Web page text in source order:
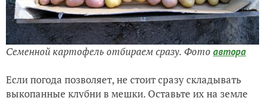
Семенной картофель отбираем сразу. Фото автора
Если погода позволяет, не стоит сразу складывать
выкопанные клубни в мешки. Оставьте их на земле